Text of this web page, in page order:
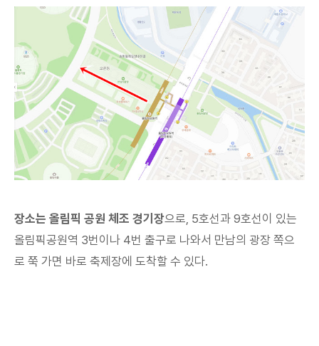
장소는 올림픽 공원 체조 경기장으로, 5호선과 9호선이 있는
올림픽공원역 3번이나 4번 출구로 나와서 만남의 광장 쪽으
로 쭉 가면 바로 축제장에 도착할 수 있다.